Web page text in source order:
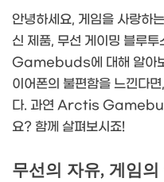
안녕하세요, 게임을 사랑하
신 제품, 무선 게이밍 블루
Gamebuds에 대해 알아보
이어폰의 불편함을 느낀다
다. 과연 Arctis
요? 함께 살펴보시죠!
무선의 자유, 게임